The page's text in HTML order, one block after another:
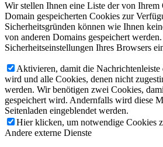
Wir stellen Ihnen eine Liste der von Ihrem
Domain gespeicherten Cookies zur
Sicherheitsgründen können wie Ihnen
von anderen Domains gespeichert
Sicherheitseinstellungen Ihres Browsers
Aktivieren, damit die Nachrichtenleiste
wird und alle Cookies, denen nicht
werden. Wir benötigen zwei Cookies,
gespeichert wird. Andernfalls wird diese
Seitenladen eingeblendet werden.
Hier klicken, um notwendige Cookies
Andere externe Dienste